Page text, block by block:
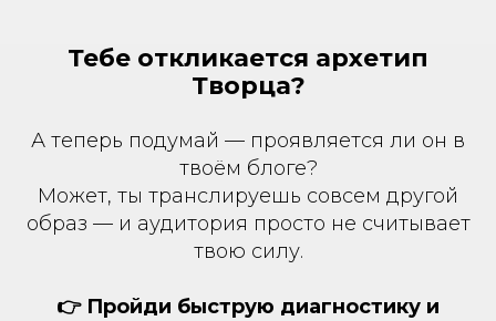
Тебе откликается архетип
Творца?
А теперь подумай — проявляется ли он в
твоём блоге?
Может, ты транслируешь совсем другой
образ — и аудитория просто не считывает
твою силу.
👉 Пройди быструю диагностику и